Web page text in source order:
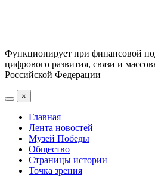
Функционирует при финансовой
цифрового развития, связи и
Российской Федерации
×
Главная
Лента новостей
Музей Победы
Общество
Страницы истории
Точка зрения